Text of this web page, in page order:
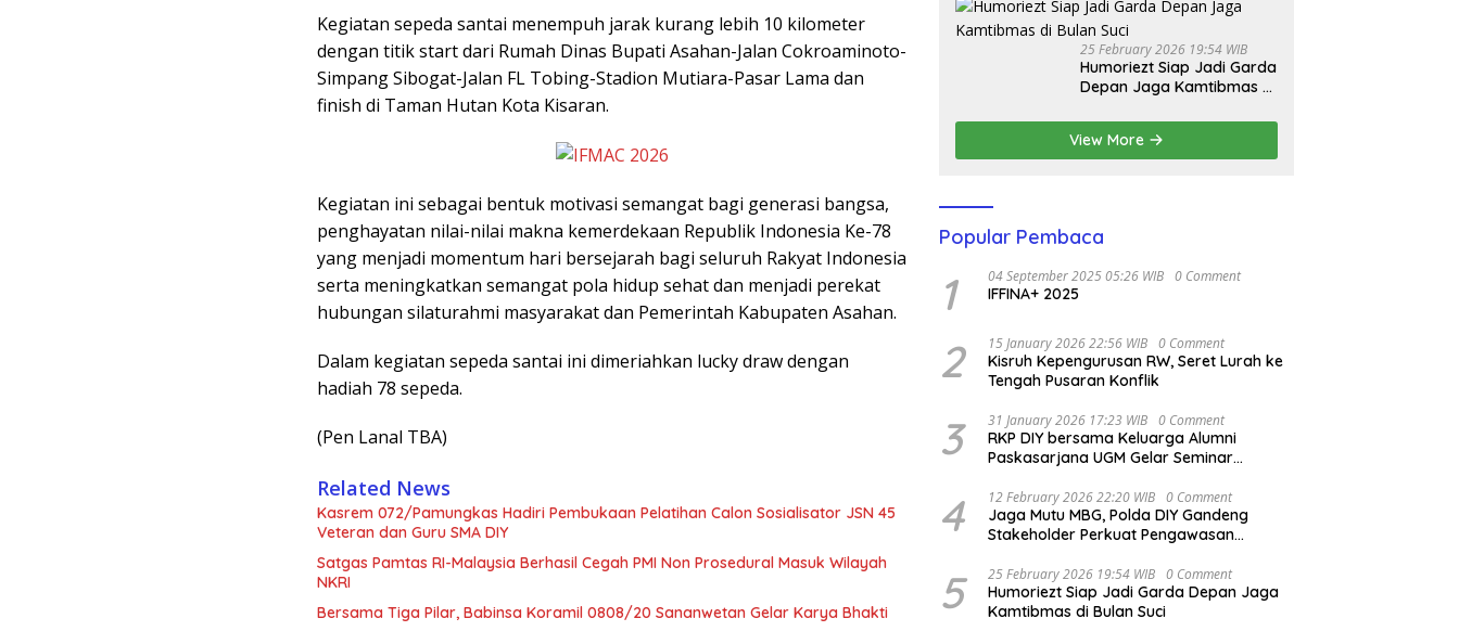
Kegiatan sepeda santai menempuh jarak kurang lebih 10 kilometer
dengan titik start dari Rumah Dinas Bupati Asahan-Jalan Cokroaminoto-
Simpang Sibogat-Jalan FL Tobing-Stadion Mutiara-Pasar Lama dan
finish di Taman Hutan Kota Kisaran.
Kegiatan ini sebagai bentuk motivasi semangat bagi generasi bangsa,
penghayatan nilai-nilai makna kemerdekaan Republik Indonesia Ke-78
yang menjadi momentum hari bersejarah bagi seluruh Rakyat Indonesia
serta meningkatkan semangat pola hidup sehat dan menjadi perekat
hubungan silaturahmi masyarakat dan Pemerintah Kabupaten Asahan.
Dalam kegiatan sepeda santai ini dimeriahkan lucky draw dengan
hadiah 78 sepeda.
(Pen Lanal TBA)
Related News
Kasrem 072/Pamungkas Hadiri Pembukaan Pelatihan Calon Sosialisator JSN 45
Veteran dan Guru SMA DIY
Satgas Pamtas RI-Malaysia Berhasil Cegah PMI Non Prosedural Masuk Wilayah
NKRI
Bersama Tiga Pilar, Babinsa Koramil 0808/20 Sananwetan Gelar Karya Bhakti
25 February 2026 19:54 WIB
Humoriezt Siap Jadi Garda
Depan Jaga Kamtibmas di
View More
Popular Pembaca
1 04 September 2025 05:26 WIB 0 Comment
IFFINA+ 2025
2 15 January 2026 22:56 WIB 0 Comment
Kisruh Kepengurusan RW, Seret Lurah ke
Tengah Pusaran Konflik
3 31 January 2026 17:23 WIB 0 Comment
RKP DIY bersama Keluarga Alumni
Paskasarjana UGM Gelar Seminar
4 12 February 2026 22:20 WIB 0 Comment
Jaga Mutu MBG, Polda DIY Gandeng
Stakeholder Perkuat Pengawasan
5 25 February 2026 19:54 WIB 0 Comment
Humoriezt Siap Jadi Garda Depan Jaga
Kamtibmas di Bulan Suci